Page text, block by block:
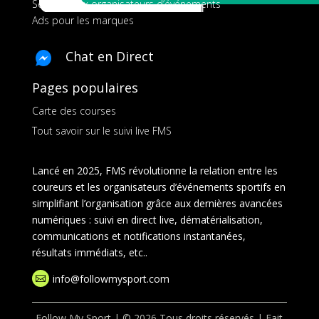
Services aux organisateurs d’événements
Ads pour les marques
Chat en Direct
Pages populaires
Carte des courses
Tout savoir sur le suivi live FMS
Lancé en 2025, FMS révolutionne la relation entre les
coureurs et les organisateurs d’événements sportifs en
simplifiant l’organisation grâce aux dernières avancées
numériques : suivi en direct live, dématérialisation,
communications et notifications instantanées,
résultats immédiats, etc..
 info@followmysport.com